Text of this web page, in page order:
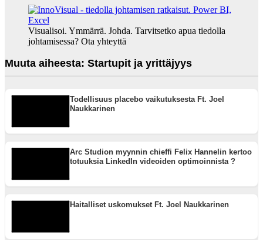
Visualisoi. Ymmärrä. Johda. Tarvitsetko apua tiedolla
johtamisessa? Ota yhteyttä
Muuta aiheesta: Startupit ja yrittäjyys
Todellisuus placebo vaikutuksesta Ft. Joel
Naukkarinen
Arc Studion myynnin chieffi Felix Hannelin kertoo
totuuksia LinkedIn videoiden optimoinnista ?
Haitalliset uskomukset Ft. Joel Naukkarinen